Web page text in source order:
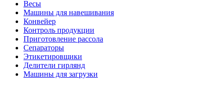
Весы
Машины для навешивания
Конвейер
Контроль продукции
Приготовление рассола
Сепараторы
Этикетировщики
Делители гирлянд
Машины для загрузки